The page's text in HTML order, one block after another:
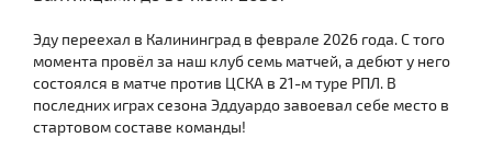
Эду переехал в Калининград в феврале 2026 года. С того
момента провёл за наш клуб семь матчей, а дебют у него
состоялся в матче против ЦСКА в 21-м туре РПЛ. В
последних играх сезона Эддуардо завоевал себе место в
стартовом составе команды!